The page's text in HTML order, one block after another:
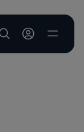
User account